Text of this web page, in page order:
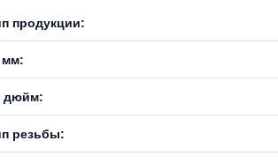
продукции:
мм:
дюйм:
резьбы: